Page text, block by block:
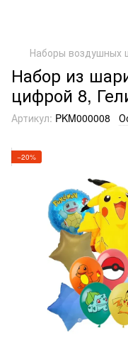
Наборы воздушных
Набор из
цифрой 8,
Артикул: PKM000008
−20%